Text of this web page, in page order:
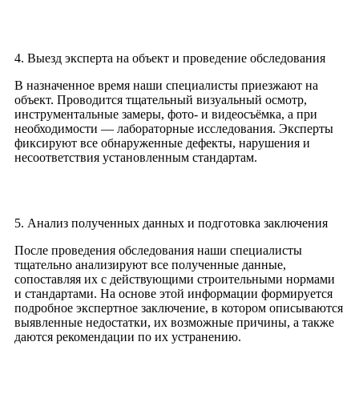
4. Выезд эксперта на объект и проведение обследования
В назначенное время наши специалисты приезжают на
объект. Проводится тщательный визуальный осмотр,
инструментальные замеры, фото- и видеосъёмка, а при
необходимости — лабораторные исследования. Эксперты
фиксируют все обнаруженные дефекты, нарушения и
несоответствия установленным стандартам.
5. Анализ полученных данных и подготовка заключения
После проведения обследования наши специалисты
тщательно анализируют все полученные данные,
сопоставляя их с действующими строительными нормами
и стандартами. На основе этой информации формируется
подробное экспертное заключение, в котором описываются
выявленные недостатки, их возможные причины, а также
даются рекомендации по их устранению.